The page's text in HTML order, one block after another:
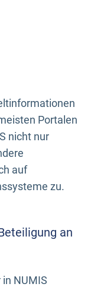
Portalen
nicht nur
auf
zu.
an
NUMIS